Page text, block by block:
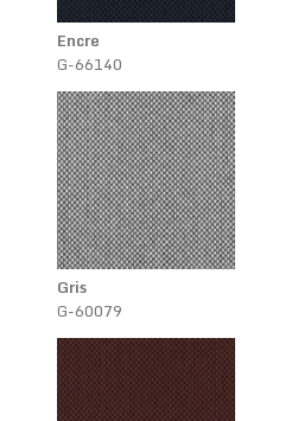
Encre
G-66140
Gris
G-60079